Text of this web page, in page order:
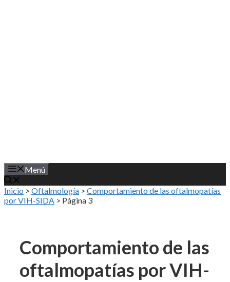
Menú
Inicio > Oftalmología > Comportamiento de las oftalmopatías
por VIH-SIDA > Página 3
Comportamiento de las
oftalmopatías por VIH-